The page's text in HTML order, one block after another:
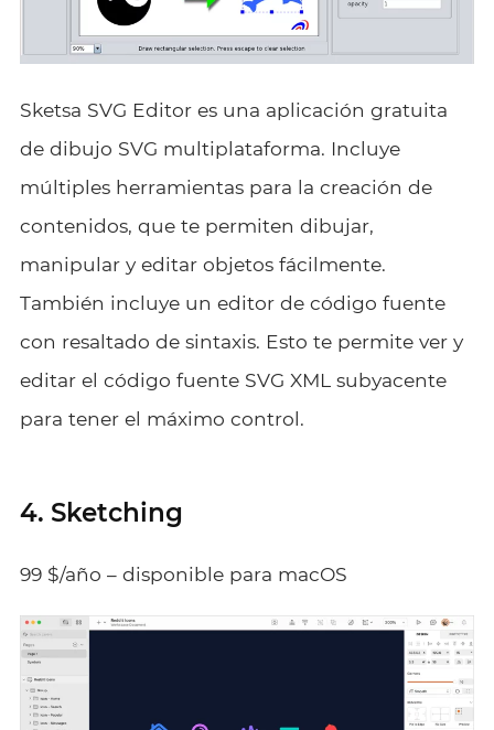
Sketsa SVG Editor es una aplicación gratuita
de dibujo SVG multiplataforma. Incluye
múltiples herramientas para la creación de
contenidos, que te permiten dibujar,
manipular y editar objetos fácilmente.
También incluye un editor de código fuente
con resaltado de sintaxis. Esto te permite ver y
editar el código fuente SVG XML subyacente
para tener el máximo control.
4. Sketching
99 $/año – disponible para macOS